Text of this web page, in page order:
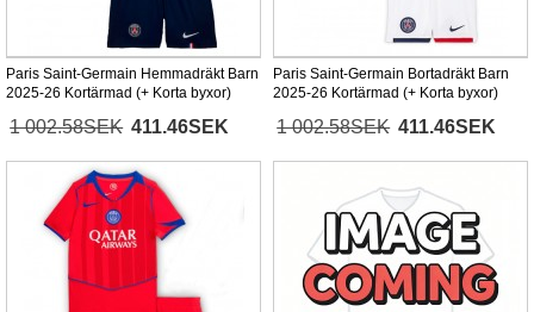
Paris Saint-Germain Hemmadräkt Barn
2025-26 Kortärmad (+ Korta byxor)
1 002.58SEK 411.46SEK
Paris Saint-Germain Bortadräkt Barn
2025-26 Kortärmad (+ Korta byxor)
1 002.58SEK 411.46SEK